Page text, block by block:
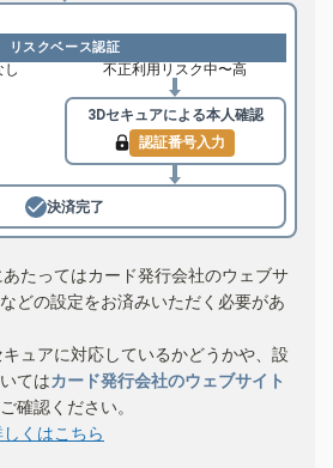
リスクベース認証
し 不正利用リスク中〜高
3Dセキュアによる本人確認
認証番号入力
決済完了
たってはカード発行会社のウェブサ
どの設定をお済みいただく必要があ
ュアに対応しているかどうかや、設
てはカード発行会社のウェブサイト
確認ください。
くはこちら